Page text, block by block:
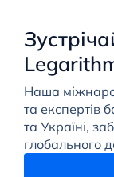
Наша
та експертів
та Україні,
глобального